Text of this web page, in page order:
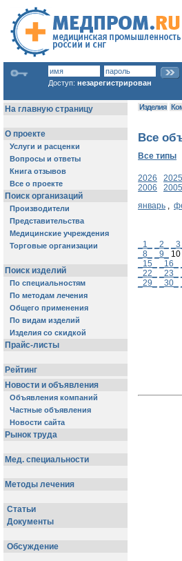
Доступ: незарегистрирован
Изделия
Все
Все типы
2026 2025
2006
2005
январь ,
_1_ _2_ _3_
_8_
_9_ 10
_15_
_16_
_22_
_23_
_29_
_30_